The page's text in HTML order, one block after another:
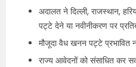
अदालत ने दिल्ली, राजस्थान,
पट्टे देने या नवीनीकरण पर
मौजूदा वैध खनन पट्टे प्रभावित
राज्य आवेदनों को संसाधित कर